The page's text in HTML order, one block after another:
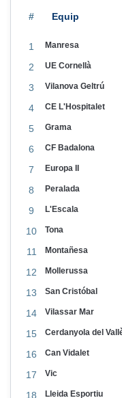
#
1 Manresa
2 UE Cornellà
3 Vilanova Geltrú
4 CE L'Hospitalet
5 Grama
6 CF Badalona
7 Europa II
8 Peralada
9 L'Escala
10 Tona
11 Montañesa
12 Mollerussa
13 San Cristóbal
14 Vilassar Mar
15 Cerdanyola del
16 Can Vidalet
17 Vic
18 Lleida Esportiu